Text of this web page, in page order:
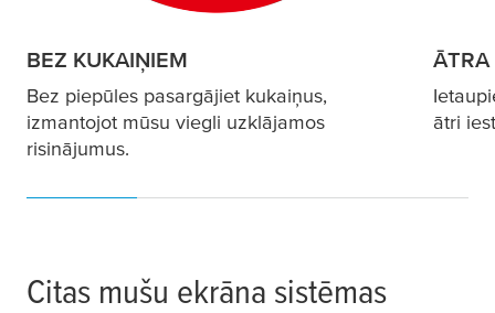
BEZ KUKAIŅIEM
Bez piepūles pasargājiet kukaiņus,
izmantojot mūsu viegli uzklājamos
risinājumus.
ĀTRA
ātri
Citas mušu ekrāna sistēmas